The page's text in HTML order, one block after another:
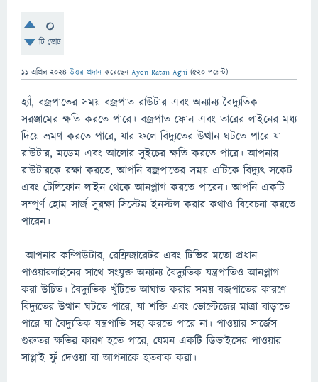
0
টি ভোট
11 এপ্রিল 2024 উত্তর প্রদান করেছেন Ayon Ratan Agni (520 পয়েন্ট)
হ্যাঁ, বজ্রপাতের সময় বজ্রপাত রাউটার এবং অন্যান্য বৈদ্যুতিক
সরঞ্জামের ক্ষতি করতে পারে। বজ্রপাত ফোন এবং তারের লাইনের মধ্য
দিয়ে ভ্রমণ করতে পারে, যার ফলে বিদ্যুতের উত্থান ঘটতে পারে যা
রাউটার, মডেম এবং আলোর সুইচের ক্ষতি করতে পারে। আপনার
রাউটারকে রক্ষা করতে, আপনি বজ্রপাতের সময় এটিকে বিদ্যুৎ সকেট
এবং টেলিফোন লাইন থেকে আনপ্লাগ করতে পারেন। আপনি একটি
সম্পূর্ণ হোম সার্জ সুরক্ষা সিস্টেম ইনস্টল করার কথাও বিবেচনা করতে
পারেন।
আপনার কম্পিউটার, রেফ্রিজারেটর এবং টিভির মতো প্রধান
পাওয়ারলাইনের সাথে সংযুক্ত অন্যান্য বৈদ্যুতিক যন্ত্রপাতিও আনপ্লাগ
করা উচিত। বৈদ্যুতিক খুঁটিতে আঘাত করার সময় বজ্রপাতের কারণে
বিদ্যুতের উত্থান ঘটতে পারে, যা শক্তি এবং ভোল্টেজের মাত্রা বাড়াতে
পারে যা বৈদ্যুতিক যন্ত্রপাতি সহ্য করতে পারে না। পাওয়ার সার্জেস
গুরুতর ক্ষতির কারণ হতে পারে, যেমন একটি ডিভাইসের পাওয়ার
সাপ্লাই ফুঁ দেওয়া বা আপনাকে হতবাক করা।